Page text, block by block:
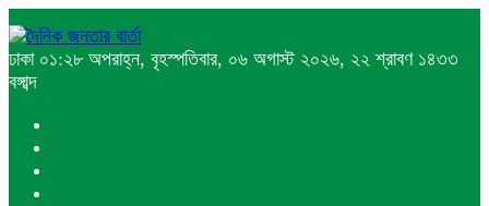
ঢাকা ০১:২৮ অপরাহ্ন, বৃহস্পতিবার, ০৬ অগাস্ট ২০২৬, ২২ শ্রাবণ ১৪৩৩
বঙ্গাব্দ